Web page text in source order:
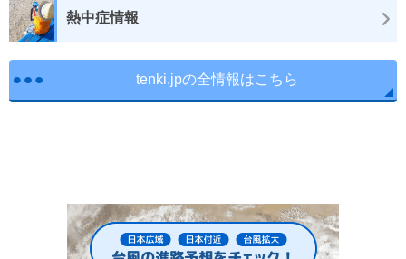
熱中症情報
tenki.jpの全情報はこちら